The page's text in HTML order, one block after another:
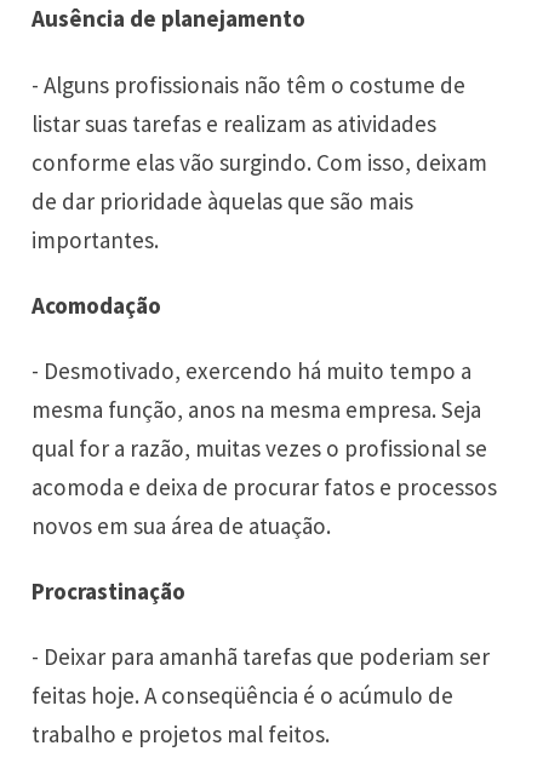
Ausência de planejamento
- Alguns profissionais não têm o costume de
listar suas tarefas e realizam as atividades
conforme elas vão surgindo. Com isso, deixam
de dar prioridade àquelas que são mais
importantes.
Acomodação
- Desmotivado, exercendo há muito tempo a
mesma função, anos na mesma empresa. Seja
qual for a razão, muitas vezes o profissional se
acomoda e deixa de procurar fatos e processos
novos em sua área de atuação.
Procrastinação
- Deixar para amanhã tarefas que poderiam ser
feitas hoje. A conseqüência é o acúmulo de
trabalho e projetos mal feitos.